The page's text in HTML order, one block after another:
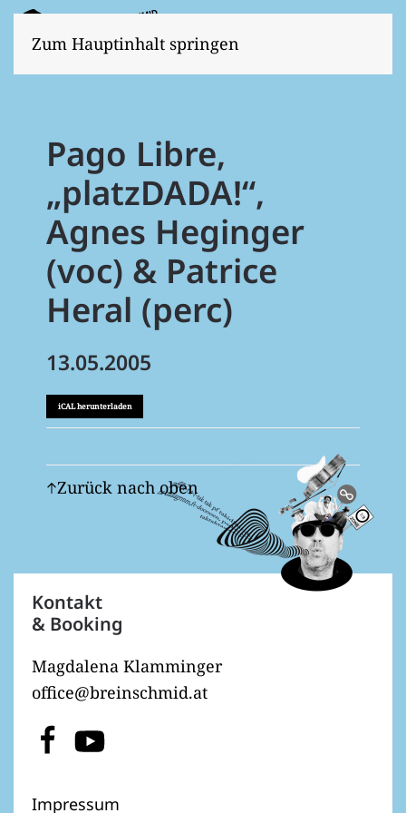
Zum Hauptinhalt springen
Pago Libre,
„platzDADA!“,
Agnes Heginger
(voc) & Patrice
Heral (perc)
13.05.2005
iCAL herunterladen
Zurück nach oben
Kontakt
& Booking
Magdalena Klamminger
office@breinschmid.at
Impressum